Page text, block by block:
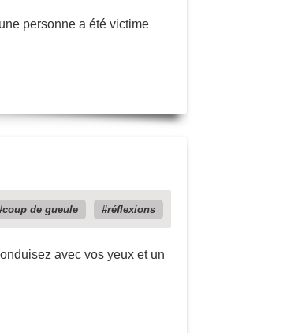
personne a été victime
coup de gueule réflexions
avec vos yeux et un